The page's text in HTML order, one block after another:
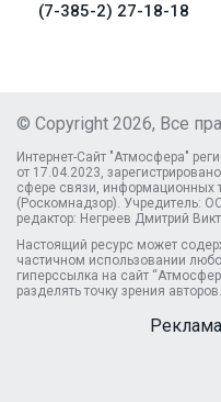
(7-385-2) 27-18-18
© Copyright 2026, Все
Интернет-Сайт "Атмосфера"
от 17.04.2023,
сфере связи, информационных
(Роскомнадзор). Учредитель:
редактор: Негреев Дмитрий
Настоящий ресурс может
частичном использовании
гиперссылка на сайт
разделять точку зрения авторов.
Реклама